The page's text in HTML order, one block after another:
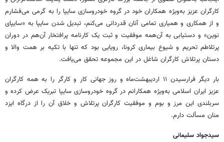
کارگران عزیز به‌ویژه همکاران خود در گروه خودروسازی سایپا را به گرمی می‌فشارم
و از همکاری و همیاری تمامی آنان قدردانی می‌کنم، تبدیل­ شدن سایپا به «سایپای
نوین» و دست­یابی به آن‌همه موفقیت و ثبت یک کارنامه پرافتخار آن‌هم در دوران
پرتلاطم تحریم و شیوع بیماری کرونا، رویایی بود که تنها با تکیه بر همت والا و
دستان پرتلاش کارگران شاغل در این مجموعه تحقق می‌یافت.
بار دیگر فرارسیدن ۱۱ اردیبهشت‌ماه و روز جهانی کار و کارگر را به همه کارگران
عزیز ایران اسلامی به‌ویژه همکارانم در گروه خودروسازی سایپا تبریک عرض کرده و
سربلندی این مرز و بوم و موفقیت کارگران پرتلاش و خلاق آن را از درگاه ایزد
منان مسألت دارم.
سیدجواد سلیمانی